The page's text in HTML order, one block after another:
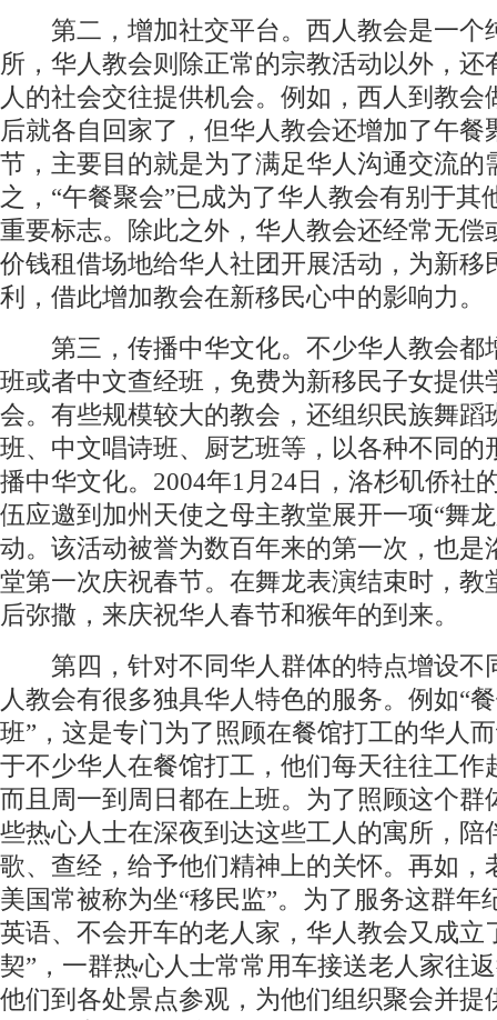
第二，增加社交平台。西人教会是一个
所，华人教会则除正常的宗教活动以外，还
人的社会交往提供机会。例如，西人到教会
后就各自回家了，但华人教会还增加了午餐
节，主要目的就是为了满足华人沟通交流的
之，“午餐聚会”已成为了华人教会有别于其
重要标志。除此之外，华人教会还经常无偿
价钱租借场地给华人社团开展活动，为新移
利，借此增加教会在新移民心中的影响力。
第三，传播中华文化。不少华人教会都
班或者中文查经班，免费为新移民子女提供
会。有些规模较大的教会，还组织民族舞蹈
班、中文唱诗班、厨艺班等，以各种不同的
播中华文化。2004年1月24日，洛杉矶侨社
伍应邀到加州天使之母主教堂展开一项“舞
动。该活动被誉为数百年来的第一次，也是
堂第一次庆祝春节。在舞龙表演结束时，教
后弥撒，来庆祝华人春节和猴年的到来。
第四，针对不同华人群体的特点增设不
人教会有很多独具华人特色的服务。例如“
班”，这是专门为了照顾在餐馆打工的华人
于不少华人在餐馆打工，他们每天往往工作
而且周一到周日都在上班。为了照顾这个群
些热心人士在深夜到达这些工人的寓所，陪
歌、查经，给予他们精神上的关怀。再如，
美国常被称为坐“移民监”。为了服务这群年
英语、不会开车的老人家，华人教会又成立
契”，一群热心人士常常用车接送老人家往
他们到各处景点参观，为他们组织聚会并提